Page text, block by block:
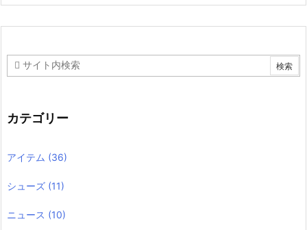
カテゴリー
アイテム (36)
シューズ (11)
ニュース (10)